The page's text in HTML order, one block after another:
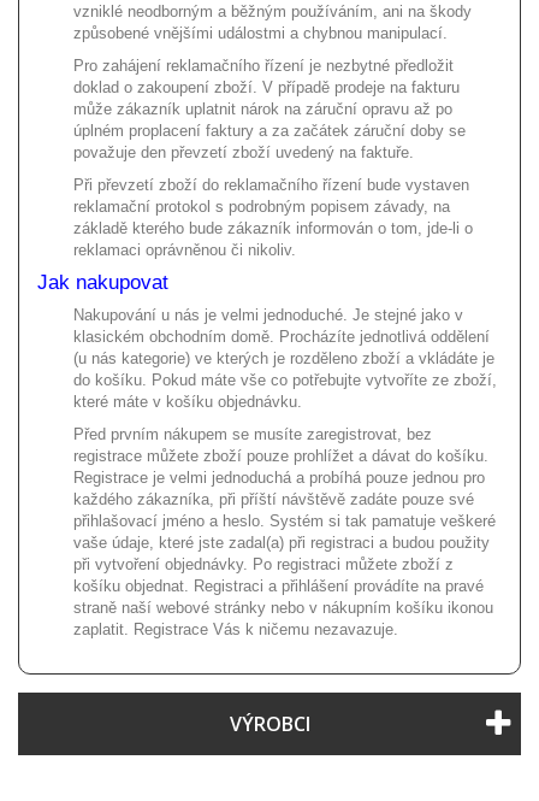
vzniklé neodborným a běžným používáním, ani na škody
způsobené vnějšími událostmi a chybnou manipulací.
Pro zahájení reklamačního řízení je nezbytné předložit
doklad o zakoupení zboží. V případě prodeje na fakturu
může zákazník uplatnit nárok na záruční opravu až po
úplném proplacení faktury a za začátek záruční doby se
považuje den převzetí zboží uvedený na faktuře.
Při převzetí zboží do reklamačního řízení bude vystaven
reklamační protokol s podrobným popisem závady, na
základě kterého bude zákazník informován o tom, jde-li o
reklamaci oprávněnou či nikoliv.
Jak nakupovat
Nakupování u nás je velmi jednoduché. Je stejné jako v
klasickém obchodním domě. Procházíte jednotlivá oddělení
(u nás kategorie) ve kterých je rozděleno zboží a vkládáte je
do košíku. Pokud máte vše co potřebujte vytvoříte ze zboží,
které máte v košíku objednávku.
Před prvním nákupem se musíte zaregistrovat, bez
registrace můžete zboží pouze prohlížet a dávat do košíku.
Registrace je velmi jednoduchá a probíhá pouze jednou pro
každého zákazníka, při příští návštěvě zadáte pouze své
přihlašovací jméno a heslo. Systém si tak pamatuje veškeré
vaše údaje, které jste zadal(a) při registraci a budou použity
při vytvoření objednávky. Po registraci můžete zboží z
košíku objednat. Registraci a přihlášení provádíte na pravé
straně naší webové stránky nebo v nákupním košíku ikonou
zaplatit. Registrace Vás k ničemu nezavazuje.
VÝROBCI